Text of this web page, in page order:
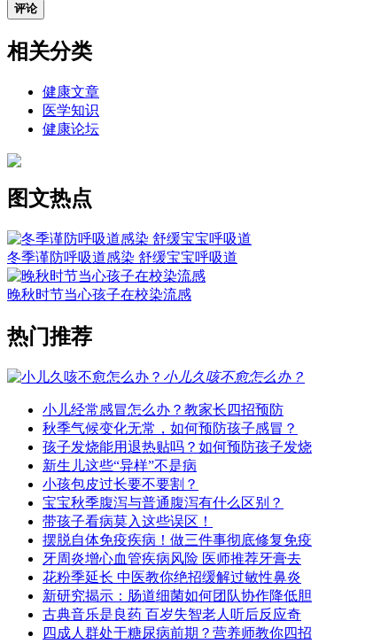
评论
相关分类
健康文章
医学知识
健康论坛
图文热点
冬季谨防呼吸道感染 舒缓宝宝呼吸道
晚秋时节当心孩子在校染流感
热门推荐
小儿久咳不愈怎么办？
小儿经常感冒怎么办？教家长四招预防
秋季气候变化无常，如何预防孩子感冒？
孩子发烧能用退热贴吗？如何预防孩子发烧
新生儿这些“异样”不是病
小孩包皮过长要不要割？
宝宝秋季腹泻与普通腹泻有什么区别？
带孩子看病莫入这些误区！
摆脱自体免疫疾病！做三件事彻底修复免疫
牙周炎增心血管疾病风险 医师推荐牙膏去
花粉季延长 中医教你绝招缓解过敏性鼻炎
新研究揭示：肠道细菌如何团队协作降低胆
古典音乐是良药 百岁失智老人听后反应奇
四成人群处于糖尿病前期？营养师教你四招